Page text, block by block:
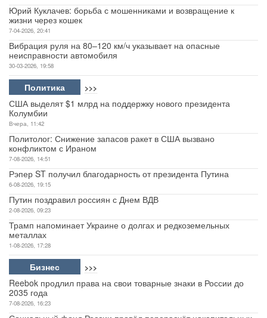
Юрий Куклачев: борьба с мошенниками и возвращение к
жизни через кошек
7-04-2026, 20:41
Вибрация руля на 80–120 км/ч указывает на опасные
неисправности автомобиля
30-03-2026, 19:58
Политика >>>
США выделят $1 млрд на поддержку нового президента
Колумбии
Вчера, 11:42
Политолог: Снижение запасов ракет в США вызвано
конфликтом с Ираном
7-08-2026, 14:51
Рэпер ST получил благодарность от президента Путина
6-08-2026, 19:15
Путин поздравил россиян с Днем ВДВ
2-08-2026, 09:23
Трамп напоминает Украине о долгах и редкоземельных
металлах
1-08-2026, 17:28
Бизнес >>>
Reebok продлил права на свои товарные знаки в России до
2035 года
7-08-2026, 16:23